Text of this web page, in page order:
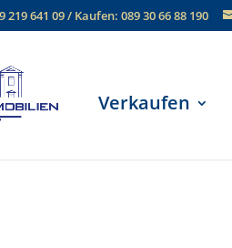
219 641 09/ Kaufen:089 30 66 88 190
Verkaufen